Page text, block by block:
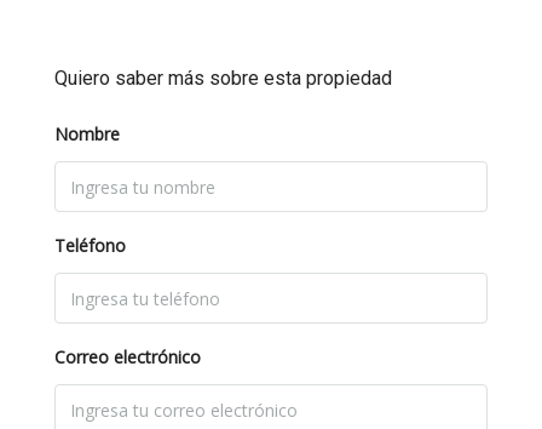
Quiero saber más sobre esta propiedad
Nombre
Teléfono
Correo electrónico